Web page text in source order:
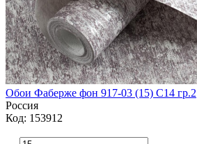
Обои Фаберже фон 917-03 (15) С14 гр.2
Россия
Код: 153912